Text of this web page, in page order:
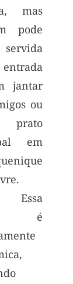
mas
pode
jantar
ou
prato
em
é